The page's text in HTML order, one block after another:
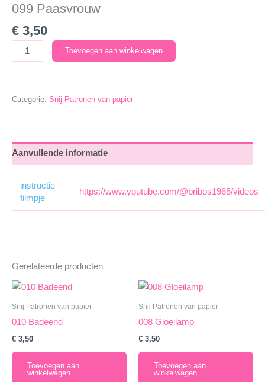
099 Paasvrouw
€ 3,50
Paasvrouw
Toevoegen aan winkelwagen
Categorie: Snij Patronen van papier
Aanvullende informatie
instructie
filmpje
https://www.youtube.com/@bribos1965/videos
Gerelateerde producten
Snij Patronen van papier
010 Badeend
€ 3,50
Toevoegen aan
winkelwagen
Snij Patronen van papier
008 Gloeilamp
€ 3,50
Toevoegen aan
winkelwagen